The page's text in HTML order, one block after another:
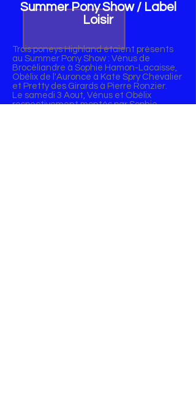
Summer Pony Show / Label
Loisir
Trois poneys Highland étaient présents
au Summer Pony Show : Vénus de
Brocéliandre à Sophie Hamon-Lacaisse,
Obélix de l'Auronce à Kate Spry Chevalier
et Pretty des Girards à Pierre Ronzier.
Le samedi 3 Aout, Vénus et Obélix
respectivement montés par Sophie